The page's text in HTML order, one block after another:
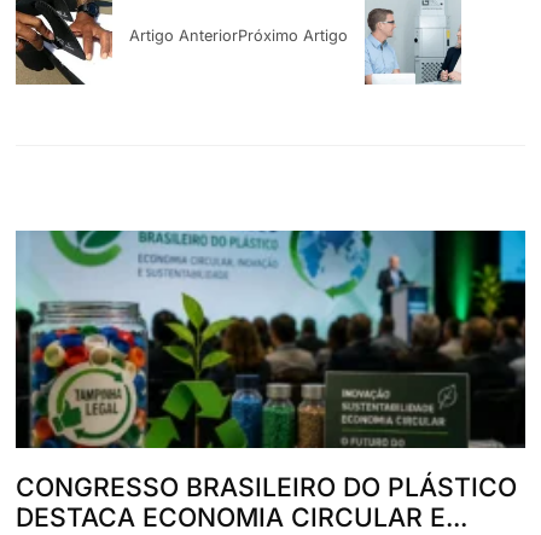
Artigo AnteriorPróximo Artigo
CONGRESSO BRASILEIRO DO PLÁSTICO
DESTACA ECONOMIA CIRCULAR E...